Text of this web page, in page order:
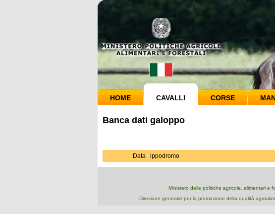
HOME CAVALLI CORSE
Banca dati galoppo
Data ippodromo
Ministero delle politiche agricole, alimentari e
Direzione generale per la promozione della qualità